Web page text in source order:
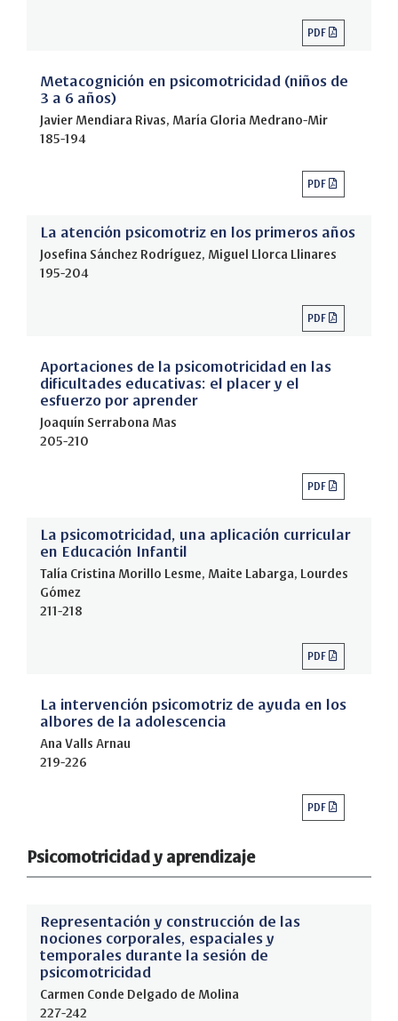
PDF
Metacognición en psicomotricidad (niños de
3 a 6 años)
Javier Mendiara Rivas, María Gloria Medrano-Mir
185-194
PDF
La atención psicomotriz en los primeros años
Josefina Sánchez Rodríguez, Miguel Llorca Llinares
195-204
PDF
Aportaciones de la psicomotricidad en las
dificultades educativas: el placer y el
esfuerzo por aprender
Joaquín Serrabona Mas
205-210
PDF
La psicomotricidad, una aplicación curricular
en Educación Infantil
Talía Cristina Morillo Lesme, Maite Labarga, Lourdes
Gómez
211-218
PDF
La intervención psicomotriz de ayuda en los
albores de la adolescencia
Ana Valls Arnau
219-226
PDF
Psicomotricidad y aprendizaje
Representación y construcción de las
nociones corporales, espaciales y
temporales durante la sesión de
psicomotricidad
Carmen Conde Delgado de Molina
227-242